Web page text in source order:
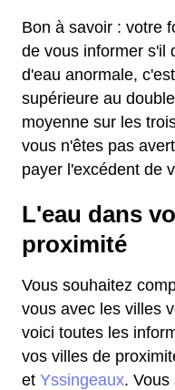
Bon à savoir : votre
de vous informer s'il
d'eau anormale,
supérieure au
moyenne sur les
vous n'êtes pas
payer l'excédent de
L'eau dans
proximité
Vous souhaitez
vous avec les villes
voici toutes les
vos villes de
et Yssingeaux. Vous